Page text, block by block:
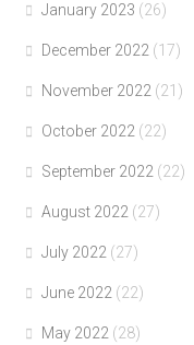
January 2023 (26)
December 2022 (17)
November 2022 (21)
October 2022 (22)
September 2022 (22)
August 2022 (27)
July 2022 (27)
June 2022 (22)
May 2022 (28)